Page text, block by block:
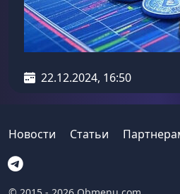
22.12.2024, 16:50
Новости Статьи